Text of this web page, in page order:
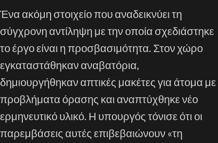
Ένα ακόμη στοιχείο που αναδεικνύει τη
σύγχρονη αντίληψη με την οποία σχεδιάστηκε
το έργο είναι η προσβασιμότητα. Στον χώρο
εγκαταστάθηκαν αναβατόρια,
δημιουργήθηκαν απτικές μακέτες για άτομα με
προβλήματα όρασης και αναπτύχθηκε νέο
ερμηνευτικό υλικό. Η υπουργός τόνισε ότι οι
παρεμβάσεις αυτές επιβεβαιώνουν «τη